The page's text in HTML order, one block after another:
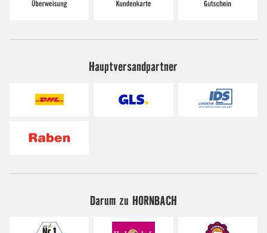
Hauptversandpartner
Darum zu HORNBACH